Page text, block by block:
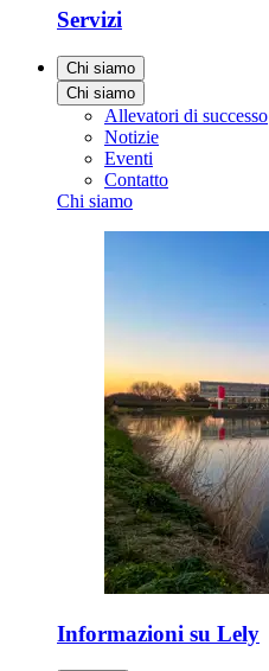
Servizi
Chi siamo
Chi siamo
Allevatori di successo
Notizie
Eventi
Contatto
Chi siamo
Informazioni su Lely